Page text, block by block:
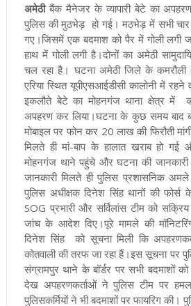
अमेठीबैंक मैनेजर के व्यापारी बेटे का
पुलिस की मुठभेड़ हो गई। मठभेड़ में सभी
गए।जिसमें एक बदमाश को पैर में गोली लगी
हाथ में गोली लगी है।दोनों का अमेठी
चल रहा है। घटना अमेठी जिले के
एरिया स्थित यूपीएसआईडीसी कालोनी में
इकलौते बेटे का मोहनगंज थाना क्षेत्र में
अपहरण कर लिया।घटना के कुछ समय बाद
मोबाइल पर फोन कर 20 लाख की फिरौती
मिलते ही मां-बाप के हालात खराब हो गई
मोहनगंज थाने पहुंचे और घटना की जानकारी
जानकारी मिलते ही पुलिस प्रशासनिक
पुलिस अधीक्षक दिनेश सिंह थानों की
SOG प्रभारी और सर्विलांस टीम को
जांच के आदेश दिए।पूरे मामले की
दिनेश सिंह को सूचना मिली कि
कोतवाली की तरफ जा रहा हैं।इस सूचना पर
संग्रामपुर थाने के बॉर्डर पर सभी बदमाशों
देख अपहरणकर्ताओं ने पुलिस टीम पर
पुलिसकर्मियों ने भी बदमाशों पर फायरिग की।